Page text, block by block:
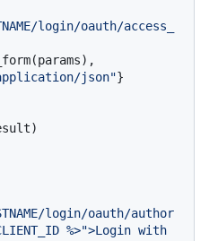
login/oauth/access_
json"}
login/oauth/author
%>">Login with